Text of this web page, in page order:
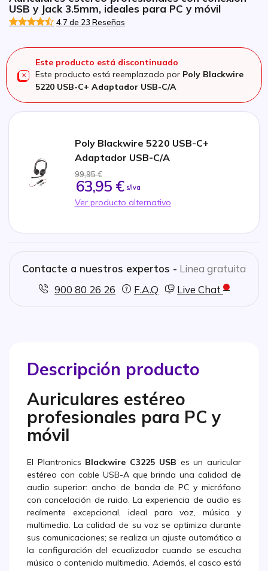
USB y Jack 3.5mm, ideales para PC y móvil
4.7 de 23 Reseñas
Este producto está discontinuado
Este producto está reemplazado por Poly Blackwire
5220 USB-C+ Adaptador USB-C/A
Poly Blackwire 5220 USB-C+
Adaptador USB-C/A
99,95 €
63,95 € s/Iva
Ver producto alternativo
Contacte a nuestros expertos - Linea gratuita
900 80 26 26
F.A.Q Live Chat
Descripción producto
Auriculares estéreo
profesionales para PC y
móvil
El Plantronics Blackwire C3225 USB es un auricular
estéreo con cable USB-A que brinda una calidad de
audio superior: ancho de banda de PC y micrófono
con cancelación de ruido. La experiencia de audio es
realmente excepcional, ideal para voz, música y
multimedia. La calidad de su voz se optimiza durante
sus comunicaciones; se realiza un ajuste automático a
la configuración del ecualizador cuando se escucha
música o contenido multimedia. Además, el casco está